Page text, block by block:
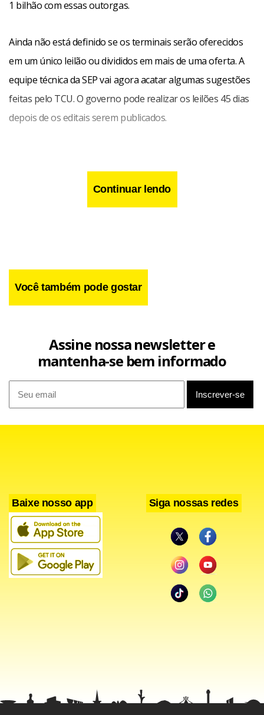
1 bilhão com essas outorgas.
Ainda não está definido se os terminais serão oferecidos
em um único leilão ou divididos em mais de uma oferta. A
equipe técnica da SEP vai agora acatar algumas sugestões
feitas pelo TCU. O governo pode realizar os leilões 45 dias
depois de os editais serem publicados.
“Vamos analisar todas as observações, mas já estamos em
Santos e cinco no Pará. A equipe está pronta para botar na
O ministro disse que, apesar da crise econômica, o setor de
portos está aquecido e deve haver competição pelos
terminais. “Temos nos primeiros nove meses do ano a
maior movimentação de cargas no Porto de Santos, o
agronegócio vai bem, de grãos e celulose”, comentou.
Continuar lendo
Você também pode gostar
Assine nossa newsletter e
mantenha-se bem informado
Baixe nosso app Siga nossas redes